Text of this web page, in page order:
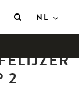
NL
2